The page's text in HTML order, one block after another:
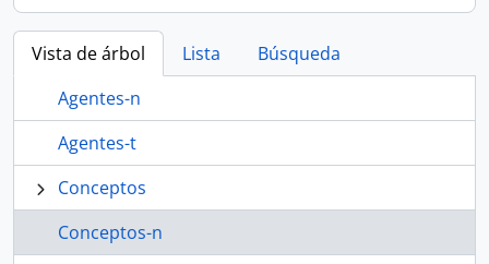
Vista de árbol Lista
Búsqueda
Agentes-n
Agentes-t
Conceptos
Conceptos-n